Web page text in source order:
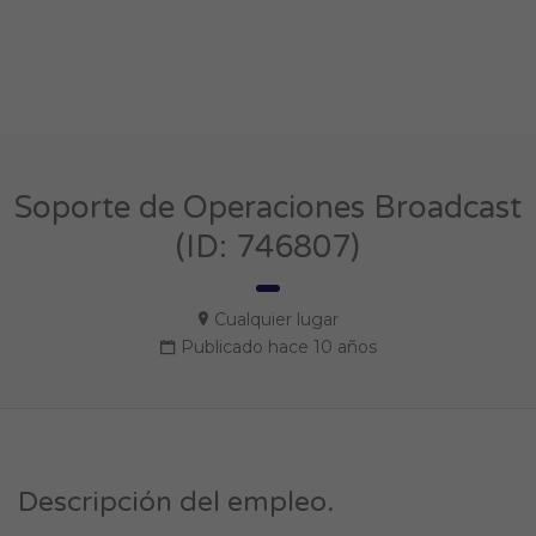
Soporte de Operaciones Broadcast
(ID: 746807)
Cualquier lugar
Publicado hace 10 años
Descripción del empleo.